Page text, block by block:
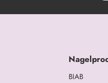
BIAB